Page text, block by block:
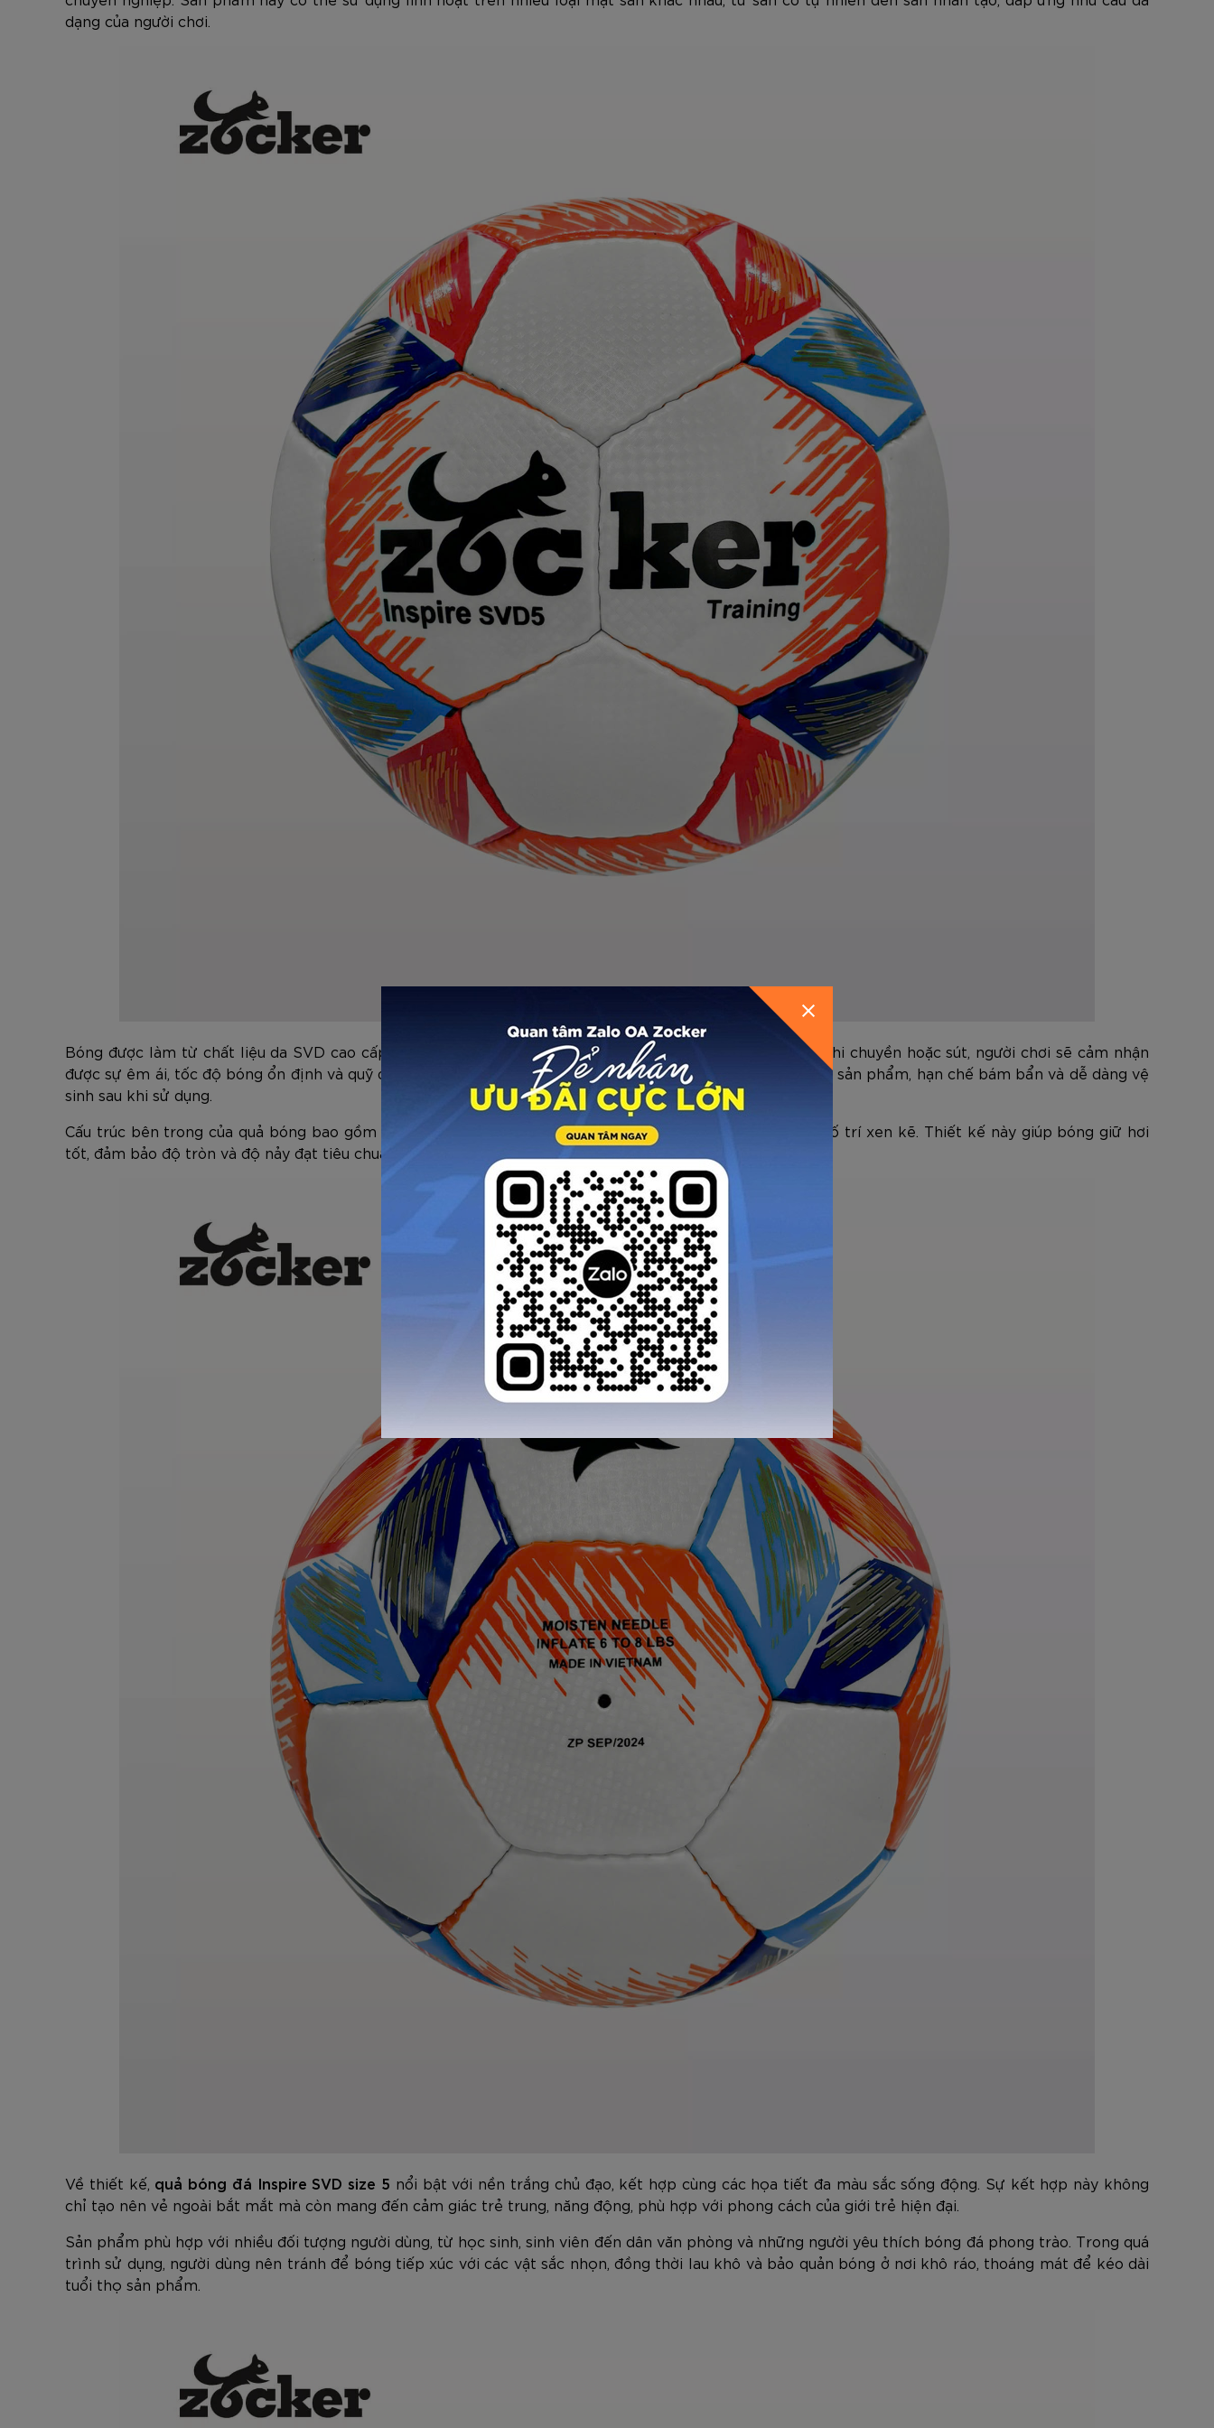
dạng của người chơi.
Bóng được làm từ chất liệu da SVD cao cấp, mang lại bề mặt mềm mại và khả năng đàn hồi vượt trội. Khi chuyền hoặc sút, người chơi sẽ cảm nhận
được sự êm ái, tốc độ bóng ổn định và quỹ đạo bay chuẩn xác. Chất liệu da SVD còn giúp tăng độ bền cho sản phẩm, hạn chế bám bẩn và dễ dàng vệ
sinh sau khi sử dụng.
Cấu trúc bên trong của quả bóng bao gồm nhiều lớp vải siêu bền, kết hợp với các lớp cao su non được bố trí xen kẽ. Thiết kế này giúp bóng giữ hơi
tốt, đảm bảo độ tròn và độ nảy đạt tiêu chuẩn quốc tế, mang lại trải nghiệm chơi bóng chuyên nghiệp.
Về thiết kế, quả bóng đá Inspire SVD size 5 nổi bật với nền trắng chủ đạo, kết hợp cùng các họa tiết đa màu sắc sống động. Sự kết hợp này không
chỉ tạo nên vẻ ngoài bắt mắt mà còn mang đến cảm giác trẻ trung, năng động, phù hợp với phong cách của giới trẻ hiện đại.
Sản phẩm phù hợp với nhiều đối tượng người dùng, từ học sinh, sinh viên đến dân văn phòng và những người yêu thích bóng đá phong trào. Trong quá
trình sử dụng, người dùng nên tránh để bóng tiếp xúc với các vật sắc nhọn, đồng thời lau khô và bảo quản bóng ở nơi khô ráo, thoáng mát để kéo dài
tuổi thọ sản phẩm.
GỬI THÔNG TIN ĐỂ ZOCKER TƯ VẤN CHO BẠN